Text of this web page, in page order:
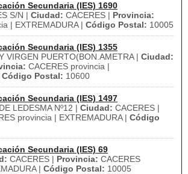
Secundaria (IES) 1690
S/N | Ciudad: CACERES | Provincia:
| EXTREMADURA | Código Postal: 10005
Secundaria (IES) 1355
VIRGEN PUERTO(BON.AMETRA | Ciudad:
CACERES provincia |
Código Postal: 10600
Secundaria (IES) 1497
LEDESMA Nº12 | Ciudad: CACERES |
provincia | EXTREMADURA | Código
Secundaria (IES) 69
CACERES | Provincia: CACERES
| Código Postal: 10005